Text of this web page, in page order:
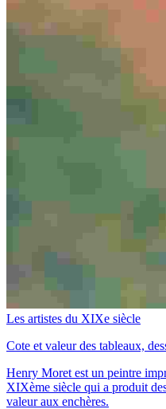
Les artistes du XIXe siècle
Cote et valeur des tableaux,
Henry Moret est un peintre
XIXème siècle qui a produit
valeur aux enchères.